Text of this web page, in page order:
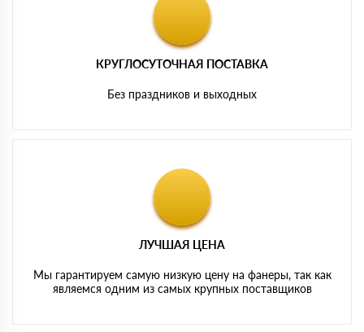
КРУГЛОСУТОЧНАЯ ПОСТАВКА
Без праздников и выходных
ЛУЧШАЯ ЦЕНА
Мы гарантируем самую низкую цену на фанеры, так как
являемся одним из самых крупных поставщиков